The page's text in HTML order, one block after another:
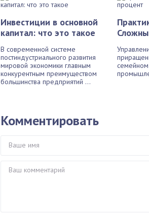
Инвестиции в основной
капитал: что это такое
В современной системе
постиндустриального развития
мировой экономики главным
конкурентным преимуществом
большинства предприятий ...
Комментировать